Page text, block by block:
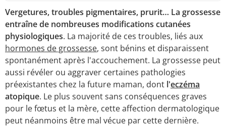
Vergetures, troubles pigmentaires, prurit… La grossesse
entraîne de nombreuses modifications cutanées
physiologiques. La majorité de ces troubles, liés aux
hormones de grossesse, sont bénins et disparaissent
spontanément après l'accouchement. La grossesse peut
aussi révéler ou aggraver certaines pathologies
préexistantes chez la future maman, dont l'eczéma
atopique. Le plus souvent sans conséquences graves
pour le fœtus et la mère, cette affection dermatologique
peut néanmoins être mal vécue par cette dernière.